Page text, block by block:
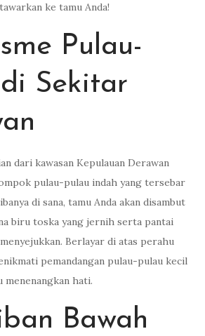
ke tamu Anda!
Pulau-
Sekitar
dari kawasan Kepulauan Derawan
pulau-pulau indah yang tersebar
di sana, tamu Anda akan disambut
biru toska yang jernih serta pantai
Berlayar di atas perahu
pemandangan pulau-pulau kecil
hati.
Bawah